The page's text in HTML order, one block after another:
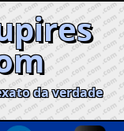
da verdade